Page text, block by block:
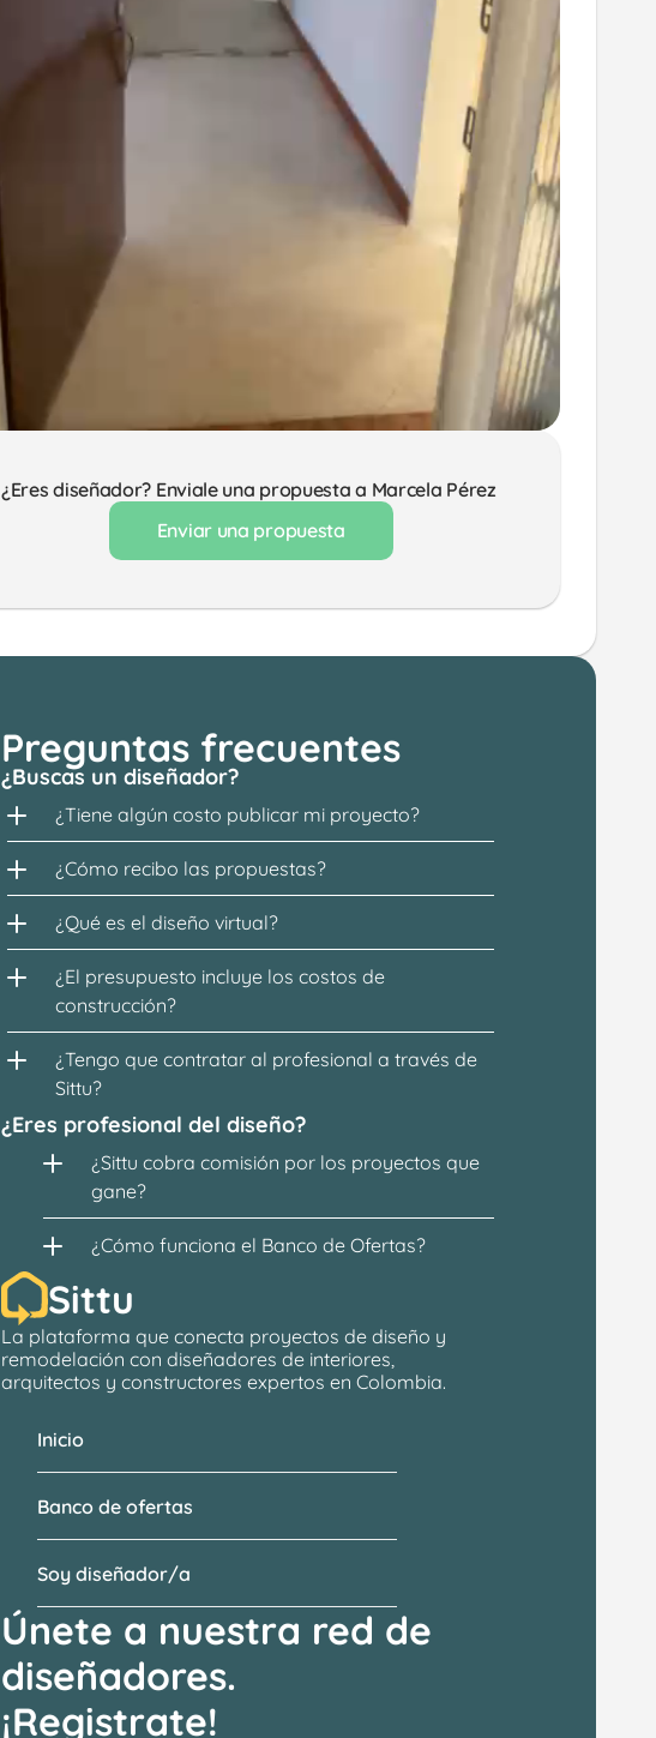
¿Eres diseñador? Enviale una propuesta a Marcela Pérez
Enviar una propuesta
Preguntas frecuentes
¿Buscas un diseñador?
¿Tiene algún costo publicar mi proyecto?
¿Cómo recibo las propuestas?
¿Qué es el diseño virtual?
¿El presupuesto incluye los costos de
construcción?
¿Tengo que contratar al profesional a través de
Sittu?
¿Eres profesional del diseño?
¿Sittu cobra comisión por los proyectos que
gane?
¿Cómo funciona el Banco de Ofertas?
Sittu
La plataforma que conecta proyectos de diseño y
remodelación con diseñadores de interiores,
arquitectos y constructores expertos en Colombia.
Banco de ofertas
Soy diseñador/a
Inicio
Únete a nuestra red de
diseñadores.
¡Registrate!